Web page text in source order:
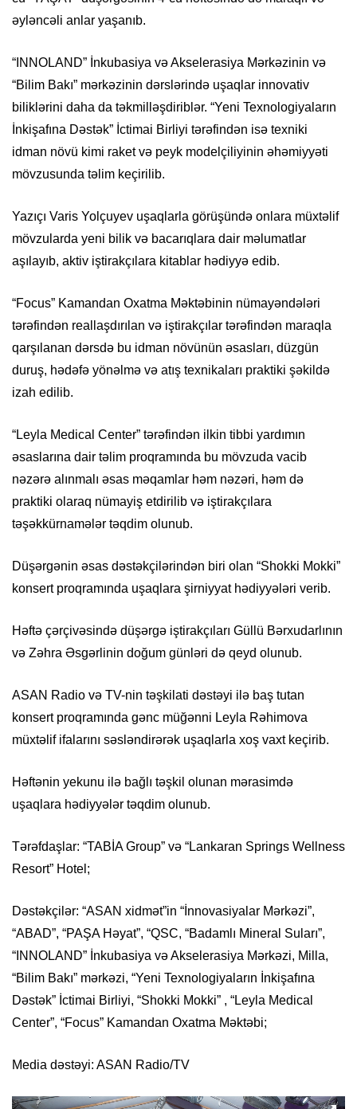
əyləncəli anlar yaşanıb.
“INNOLAND” İnkubasiya və Akselerasiya Mərkəzinin və
“Bilim Bakı” mərkəzinin dərslərində uşaqlar innovativ
biliklərini daha da təkmilləşdiriblər. “Yeni Texnologiyaların
İnkişafına Dəstək” İctimai Birliyi tərəfindən isə texniki
idman növü kimi raket və peyk modelçiliyinin əhəmiyyəti
mövzusunda təlim keçirilib.
Yazıçı Varis Yolçuyev uşaqlarla görüşündə onlara müxtəlif
mövzularda yeni bilik və bacarıqlara dair məlumatlar
aşılayıb, aktiv iştirakçılara kitablar hədiyyə edib.
“Focus” Kamandan Oxatma Məktəbinin nümayəndələri
tərəfindən reallaşdırılan və iştirakçılar tərəfindən maraqla
qarşılanan dərsdə bu idman növünün əsasları, düzgün
duruş, hədəfə yönəlmə və atış texnikaları praktiki şəkildə
izah edilib.
“Leyla Medical Center” tərəfindən ilkin tibbi yardımın
əsaslarına dair təlim proqramında bu mövzuda vacib
nəzərə alınmalı əsas məqamlar həm nəzəri, həm də
praktiki olaraq nümayiş etdirilib və iştirakçılara
təşəkkürnamələr təqdim olunub.
Düşərgənin əsas dəstəkçilərindən biri olan “Shokki Mokki”
konsert proqramında uşaqlara şirniyyat hədiyyələri verib.
Həftə çərçivəsində düşərgə iştirakçıları Güllü Bərxudarlının
və Zəhra Əsgərlinin doğum günləri də qeyd olunub.
ASAN Radio və TV-nin təşkilati dəstəyi ilə baş tutan
konsert proqramında gənc müğənni Leyla Rəhimova
müxtəlif ifalarını səsləndirərək uşaqlarla xoş vaxt keçirib.
Həftənin yekunu ilə bağlı təşkil olunan mərasimdə
uşaqlara hədiyyələr təqdim olunub.
Tərəfdaşlar: “TABİA Group” və “Lankaran Springs Wellness
Resort” Hotel;
Dəstəkçilər: “ASAN xidmət”in “İnnovasiyalar Mərkəzi”,
“ABAD”, “PAŞA Həyat”, “QSC, “Badamlı Mineral Suları”,
“INNOLAND” İnkubasiya və Akselerasiya Mərkəzi, Milla,
“Bilim Bakı” mərkəzi, “Yeni Texnologiyaların İnkişafına
Dəstək” İctimai Birliyi, “Shokki Mokki” , “Leyla Medical
Center”, “Focus” Kamandan Oxatma Məktəbi;
Media dəstəyi: ASAN Radio/TV